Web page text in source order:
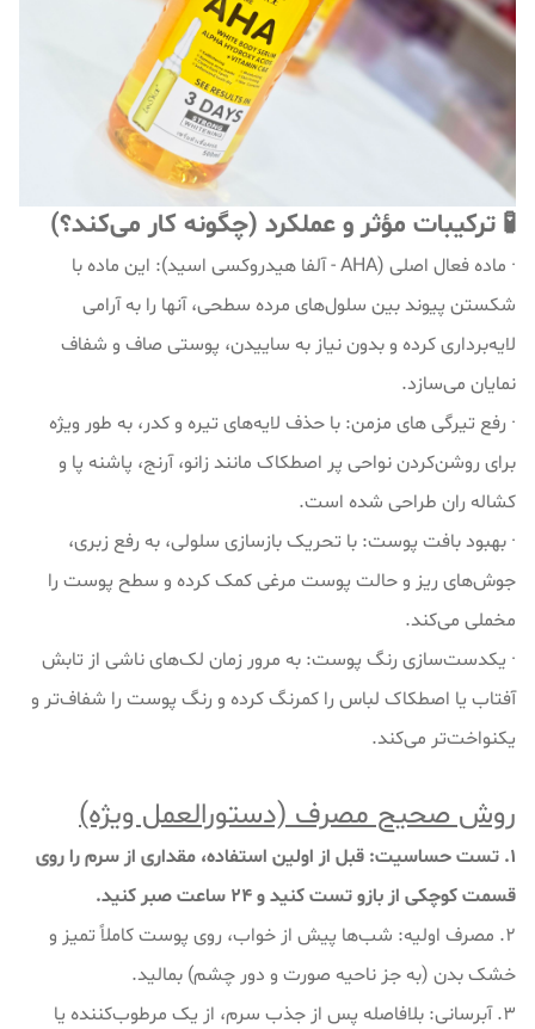
🧪 ترکیبات مؤثر و عملکرد (چگونه کار می‌کند؟)
· ماده فعال اصلی (AHA - آلفا هیدروکسی اسید): این ماده با
شکستن پیوند بین سلول‌های مرده سطحی، آنها را به آرامی
لایه‌برداری کرده و بدون نیاز به ساییدن، پوستی صاف و شفاف
نمایان می‌سازد.
· رفع تیرگی های مزمن: با حذف لایه‌های تیره و کدر، به طور ویژه
برای روشن‌کردن نواحی پر اصطکاک مانند زانو، آرنج، پاشنه پا و
کشاله ران طراحی شده است.
· بهبود بافت پوست: با تحریک بازسازی سلولی، به رفع زبری،
جوش‌های ریز و حالت پوست مرغی کمک کرده و سطح پوست را
مخملی می‌کند.
· یکدست‌سازی رنگ پوست: به مرور زمان لک‌های ناشی از تابش
آفتاب یا اصطکاک لباس را کمرنگ کرده و رنگ پوست را شفاف‌تر و
یکنواخت‌تر می‌کند.
روش صحیح مصرف (دستورالعمل ویژه)
۱. تست حساسیت: قبل از اولین استفاده، مقداری از سرم را روی
قسمت کوچکی از بازو تست کنید و ۲۴ ساعت صبر کنید.
۲. مصرف اولیه: شب‌ها پیش از خواب، روی پوست کاملاً تمیز و
خشک بدن (به جز ناحیه صورت و دور چشم) بمالید.
۳. آبرسانی: بلافاصله پس از جذب سرم، از یک مرطوب‌کننده یا